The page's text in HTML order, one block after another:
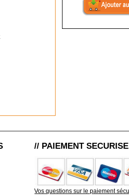
// PAIEMENT SECURISE
Vos questions sur le paiement